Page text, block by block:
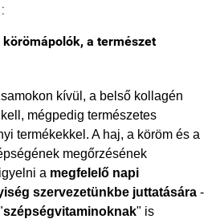
a természet
kívül, a belső kollagén
mégpedig természetes
termékekkel. A haj, a köröm és a
megőrzésének
a megfelelő napi
szervezetünkbe juttatására -
szépségvitaminoknak" is